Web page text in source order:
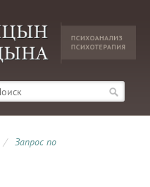
/
Запрос по